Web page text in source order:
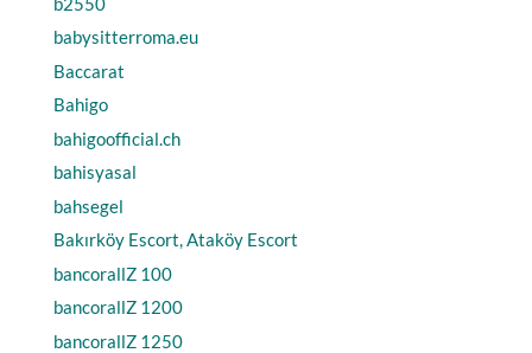
babysitterroma.eu
Baccarat
Bahigo
bahigoofficial.ch
bahisyasal
bahsegel
Bakırköy Escort, Ataköy Escort
bancorallZ 100
bancorallZ 1200
bancorallZ 1250